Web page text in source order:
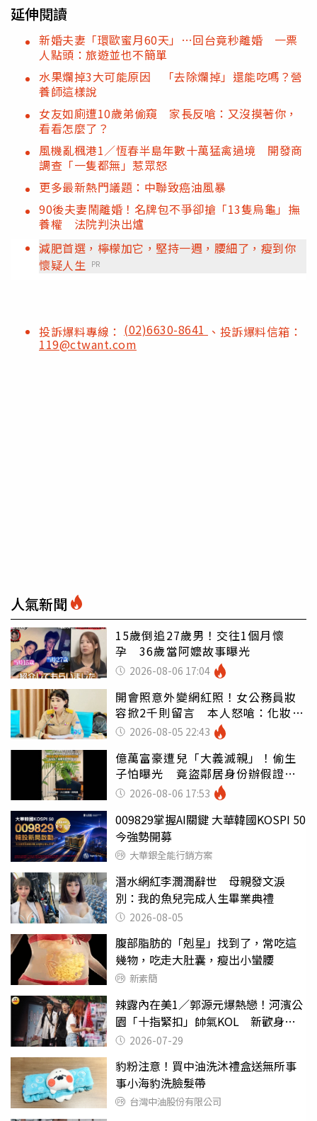
延伸閱讀
新婚夫妻「環歐蜜月60天」…回台竟秒離婚 一票
人點頭：旅遊並也不簡單
水果爛掉3大可能原因 「去除爛掉」還能吃嗎？營
養師這樣說
女友如廁遭10歲弟偷窺 家長反嗆：又沒摸著你，
看看怎麼了？
風機亂楓港1／恆春半島年數十萬猛禽過境 開發商
調查「一隻都無」惹眾怒
更多最新熱門議題：中聯致癌油風暴
90後夫妻鬧離婚！名牌包不爭卻搶「13隻烏龜」撫
養權 法院判決出爐
減肥首選，檸檬加它，堅持一週，腰細了，瘦到你
懷疑人生 PR
投訴爆料專線： (02)6630-8641 、投訴爆料信箱：
119@ctwant.com
人氣新聞
15歲倒追27歲男！交往1個月懷
孕 36歲當阿嬤故事曝光
2026-08-06 17:04
開會照意外變網紅照！女公務員妝
容掀2千則留言 本人怒嗆：化妝有
錯嗎2026-08-05 22:43
億萬富豪遭兒「大義滅親」！偷生
子怕曝光 竟盜鄰居身份辦假證落
戶 2026-08-06 17:53
009829掌握AI關鍵 大華韓國KOSPI 50
今強勢開募
大華銀全能行銷方案
潛水網紅李潤潤辭世 母親發文淚
別：我的魚兒完成人生畢業典禮
2026-08-05
腹部脂肪的「剋星」找到了，常吃這
幾物，吃走大肚囊，瘦出小蠻腰
新素簡
辣露內在美1／郭源元爆熱戀！河濱公
園「十指緊扣」帥氣KOL 新歡身份
曝光2026-07-29
豹粉注意！買中油洗沐禮盒送無所事
事小海豹洗臉髮帶
台灣中油股份有限公司